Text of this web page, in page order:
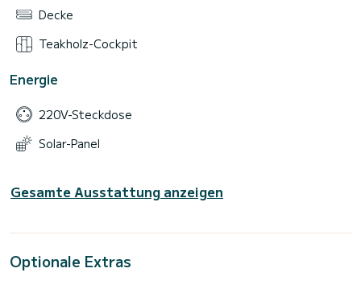
Decke
Teakholz-Cockpit
Energie
220V-Steckdose
Solar-Panel
Gesamte Ausstattung anzeigen
Optionale Extras